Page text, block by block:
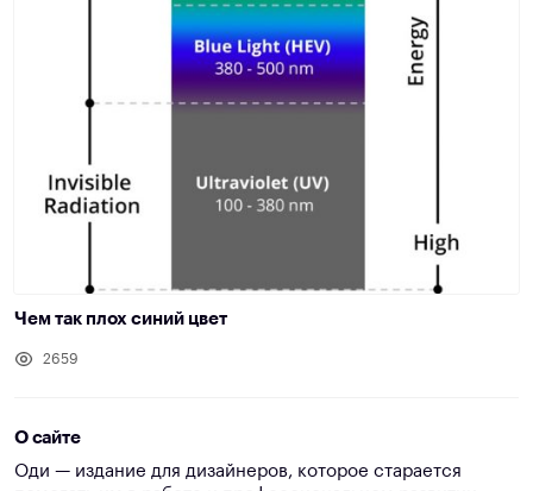
Чем так плох синий цвет
2659
О сайте
Оди — издание для дизайнеров, которое старается